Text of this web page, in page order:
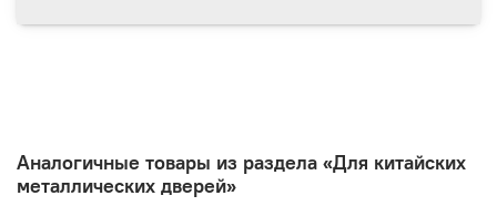
Аналогичные товары из раздела «Для китайских
металлических дверей»